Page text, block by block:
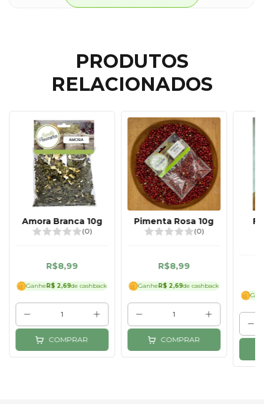
PRODUTOS
RELACIONADOS
Amora Branca 10g
(0)
R$8,99
GanheR$ 2,69de cashback
COMPRAR
Pimenta Rosa 10g
(0)
R$8,99
GanheR$ 2,69de cashback
COMPRAR